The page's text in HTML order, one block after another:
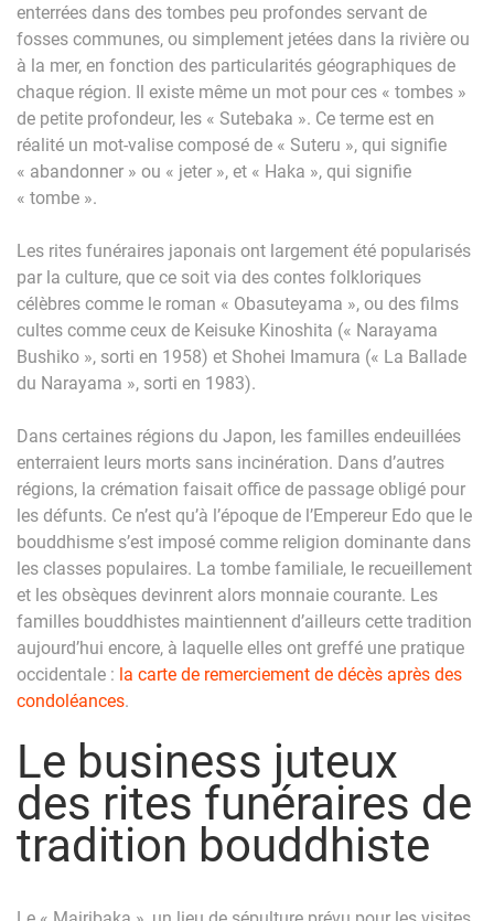
enterrées dans des tombes peu profondes servant de
fosses communes, ou simplement jetées dans la rivière ou
à la mer, en fonction des particularités géographiques de
chaque région. Il existe même un mot pour ces « tombes »
de petite profondeur, les « Sutebaka ». Ce terme est en
réalité un mot-valise composé de « Suteru », qui signifie
« abandonner » ou « jeter », et « Haka », qui signifie
« tombe ».
Les rites funéraires japonais ont largement été popularisés
par la culture, que ce soit via des contes folkloriques
célèbres comme le roman « Obasuteyama », ou des films
cultes comme ceux de Keisuke Kinoshita (« Narayama
Bushiko », sorti en 1958) et Shohei Imamura (« La Ballade
du Narayama », sorti en 1983).
Dans certaines régions du Japon, les familles endeuillées
enterraient leurs morts sans incinération. Dans d’autres
régions, la crémation faisait office de passage obligé pour
les défunts. Ce n’est qu’à l’époque de l’Empereur Edo que le
bouddhisme s’est imposé comme religion dominante dans
les classes populaires. La tombe familiale, le recueillement
et les obsèques devinrent alors monnaie courante. Les
familles bouddhistes maintiennent d’ailleurs cette tradition
aujourd’hui encore, à laquelle elles ont greffé une pratique
occidentale : la carte de remerciement de décès après des
condoléances.
Le business juteux
des rites funéraires de
tradition bouddhiste